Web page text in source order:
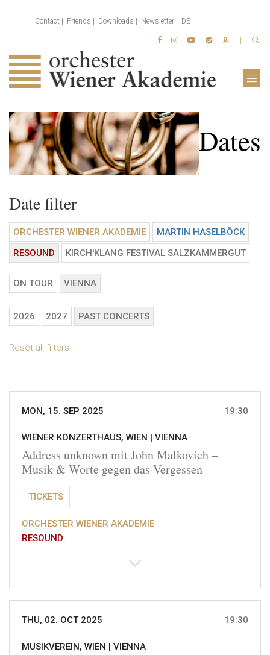
Contact Friends Downloads Newsletter DE
Dates
Date filter
ORCHESTER WIENER AKADEMIE
MARTIN HASELBÖCK
RESOUND
KIRCH'KLANG FESTIVAL SALZKAMMERGUT
ON TOUR VIENNA
2026 2027 PAST CONCERTS
Reset all filters
MON, 15. SEP 2025 19:30
WIENER KONZERTHAUS, WIEN | VIENNA
Address unknown mit John Malkovich –
Musik & Worte gegen das Vergessen
TICKETS
ORCHESTER WIENER AKADEMIE
RESOUND
THU, 02. OCT 2025 19:30
MUSIKVEREIN, WIEN | VIENNA